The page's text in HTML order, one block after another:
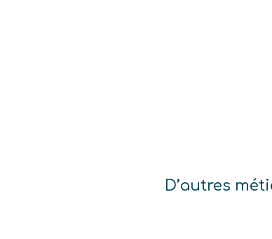
D’autres